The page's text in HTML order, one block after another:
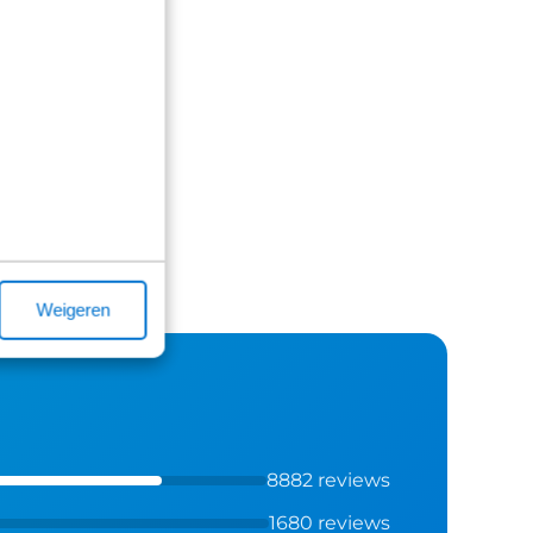
Weigeren
8882 reviews
1680 reviews